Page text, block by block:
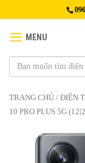
MENU
TRANG CHỦ / ĐIỆN
10 PRO PLUS 5G